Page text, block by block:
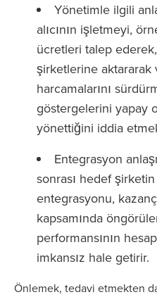
Yönetimle ilgili
alıcının işletmeyi,
ücretleri talep
şirketlerine aktararak
harcamalarını
göstergelerini yapay
yönettiğini iddia
Entegrasyon
sonrası hedef şirketin
entegrasyonu,
kapsamında
performansının
imkansız hale getirir.
Önlemek, tedavi etmekten